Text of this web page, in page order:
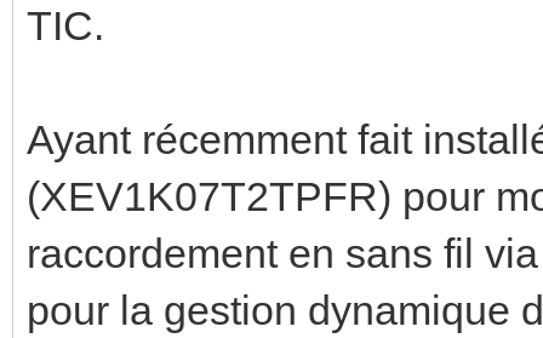
TIC.
Ayant récemment fait
(XEV1K07T2TPFR) pour
raccordement en sans fil
pour la gestion dynamique